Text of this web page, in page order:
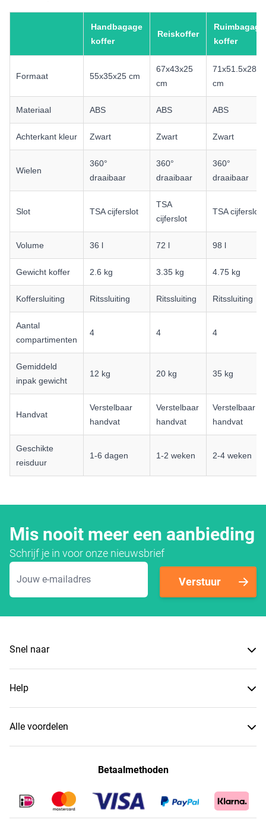
Handbagage
koffer
Reiskoffer
Ruimbagage
koffer
Formaat 55x35x25 cm
67x43x25
cm
71x51.5x28
cm
Materiaal ABS ABS ABS
Achterkant kleur Zwart Zwart Zwart
Wielen
360°
draaibaar
360°
draaibaar
360°
draaibaar
Slot TSA cijferslot
TSA
cijferslot
TSA cijferslot
Volume 36 l 72 l 98 l
Gewicht koffer 2.6 kg 3.35 kg 4.75 kg
Koffersluiting Ritssluiting Ritssluiting Ritssluiting
Aantal
compartimenten
4 4 4
Gemiddeld
inpak gewicht
12 kg 20 kg 35 kg
Handvat
Verstelbaar
handvat
Verstelbaar
handvat
Verstelbaar
handvat
Geschikte
reisduur
1-6 dagen 1-2 weken 2-4 weken
Mis nooit meer een aanbieding
Schrijf je in voor onze nieuwsbrief
E-mailadres
Verstuur
Snel naar
Help
Alle voordelen
Betaalmethoden